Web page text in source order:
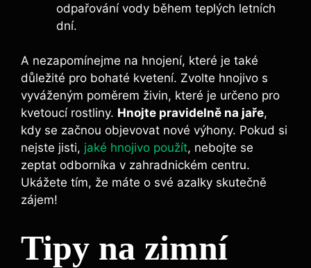
odpařování ⁤vody během teplých letních
dní.
A nezapomínejme ⁤na hnojení, které je ​také
důležité pro bohaté kvetení. ‍Zvolte hnojivo s
vyváženým poměrem živin, které ‍je​ určeno pro⁣
kvetoucí rostliny. Hnojte⁤ pravidelně na jaře,
kdy ​se začnou objevovat nové výhony. Pokud si
nejste jisti, ‌ jaké hnojivo ⁤použít, nebojte se
zeptat ‍odborníka v zahradnickém centru.
Ukážete tím, že máte‍ o své⁢ azalky skutečně
zájem!
Tipy na zimní